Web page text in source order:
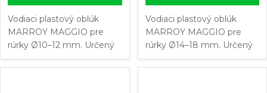
u
k
t
k
t
Vodiaci plastový oblúk
MARROY MAGGIO pre
rúrky Ø10–12 mm. Určený
na bezpečné vyvedenie
rúrky podlahového kúrenia
Vodiaci plastový oblúk
MARROY MAGGIO pre
rúrky Ø14–18 mm. Určený
na bezpečné vyvedenie
rúrky podlahového kúrenia